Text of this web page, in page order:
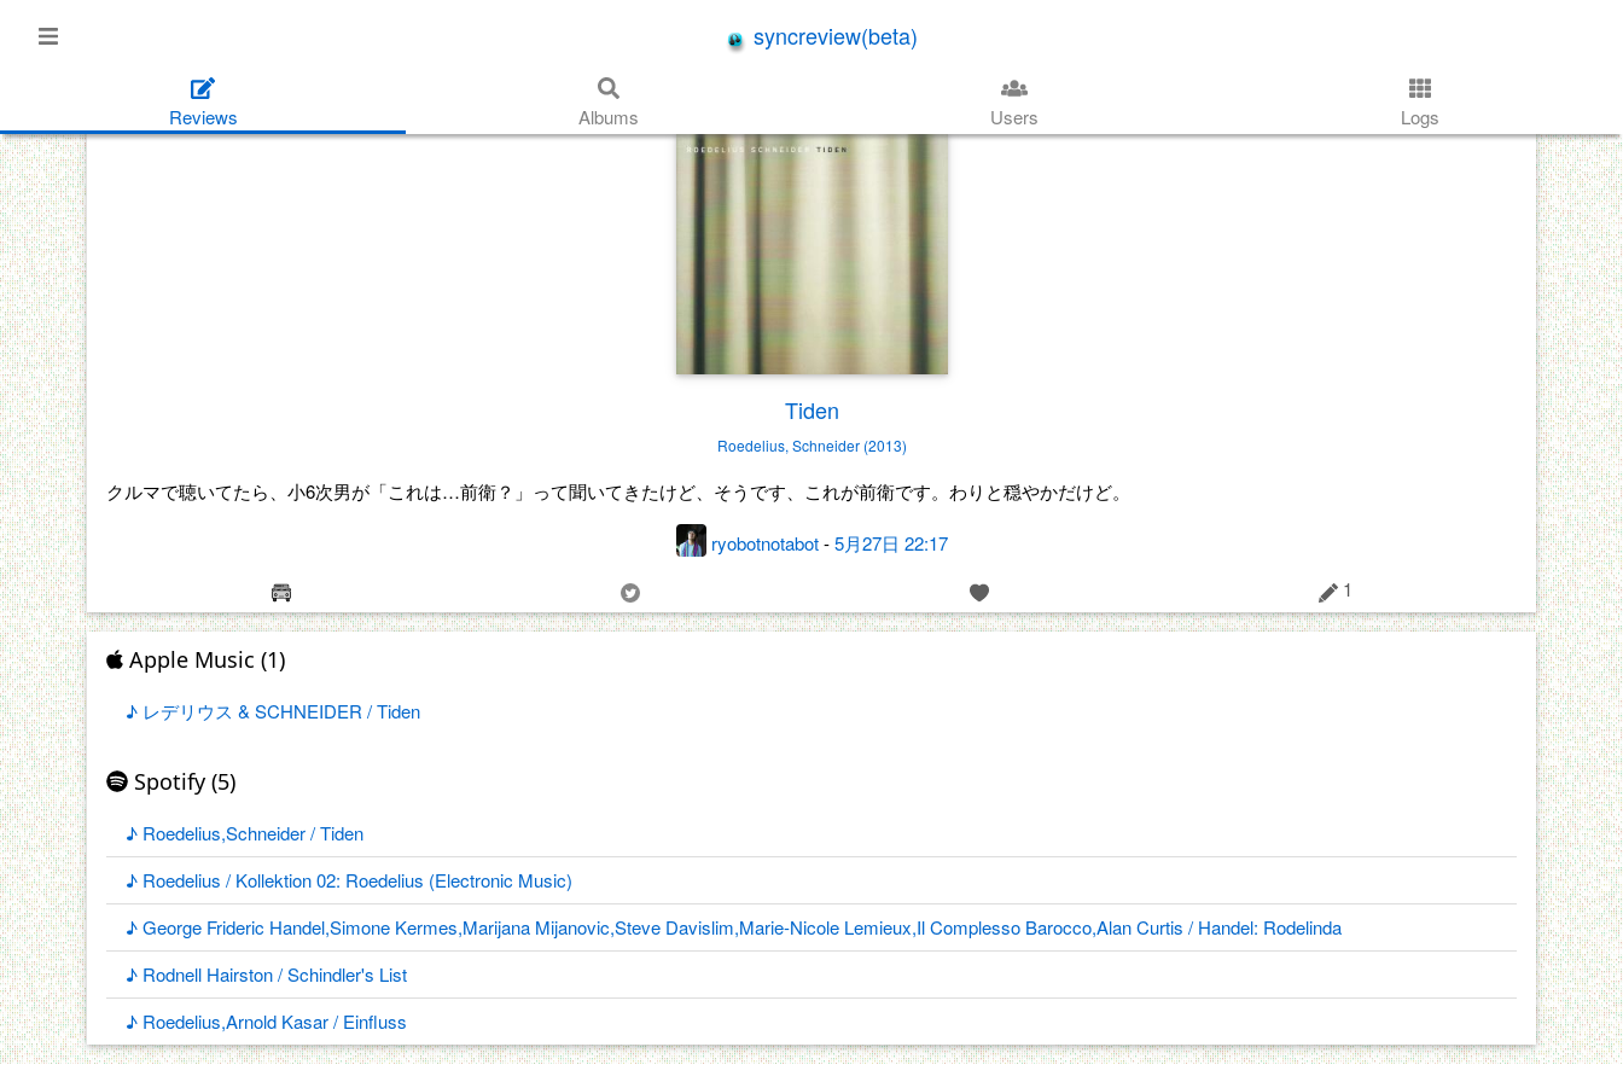
syncreview(beta)
Reviews Albums Users Logs
Tiden
Roedelius, Schneider (2013)
クルマで聴いてたら、小6次男が「これは…前衛？」って聞いてきたけど、そうです、これが前衛です。わりと穏やかだけど。
ryobotnotabot-5月27日 22:17
1
Apple Music (1)
♪ レデリウス & SCHNEIDER / Tiden
Spotify (5)
♪ Roedelius,Schneider / Tiden
♪ Roedelius / Kollektion 02: Roedelius (Electronic Music)
♪ George Frideric Handel,Simone Kermes,Marijana Mijanovic,Steve Davislim,Marie-Nicole Lemieux,Il Complesso Barocco,Alan Curtis / Handel: Rodelinda
♪ Rodnell Hairston / Schindler's List
♪ Roedelius,Arnold Kasar / Einfluss